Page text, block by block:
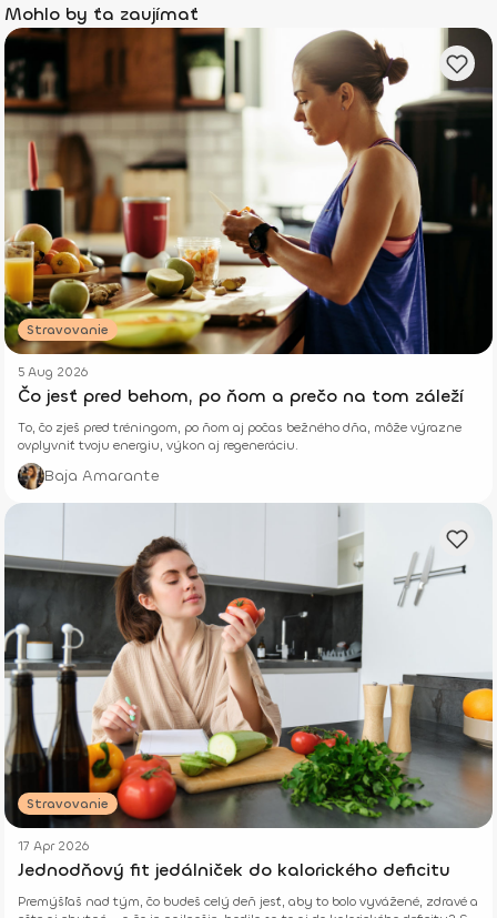
Mohlo by ťa zaujímať
Stravovanie
5 Aug 2026
Čo jesť pred behom, po ňom a prečo na tom záleží
To, čo zješ pred tréningom, po ňom aj počas bežného dňa, môže výrazne
ovplyvniť tvoju energiu, výkon aj regeneráciu.
Baja Amarante
Stravovanie
17 Apr 2026
Jednodňový fit jedálniček do kalorického deficitu
Premýšľaš nad tým, čo budeš celý deň jesť, aby to bolo vyvážené, zdravé a